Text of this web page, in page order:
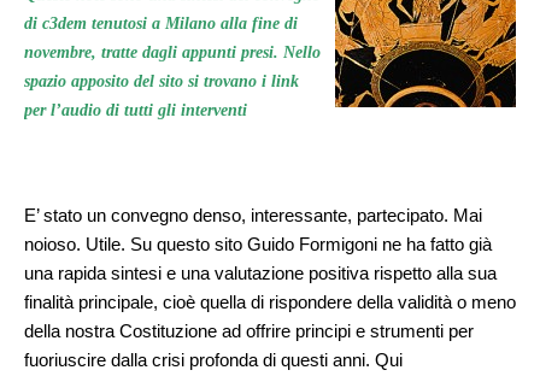
di c3dem tenutosi a Milano alla fine di
novembre, tratte dagli appunti presi. Nello
spazio apposito del sito si trovano i link
per l’audio di tutti gli interventi
E’ stato un convegno denso, interessante, partecipato. Mai
noioso. Utile. Su questo sito Guido Formigoni ne ha fatto già
una rapida sintesi e una valutazione positiva rispetto alla sua
finalità principale, cioè quella di rispondere della validità o meno
della nostra Costituzione ad offrire principi e strumenti per
fuoriuscire dalla crisi profonda di questi anni. Qui